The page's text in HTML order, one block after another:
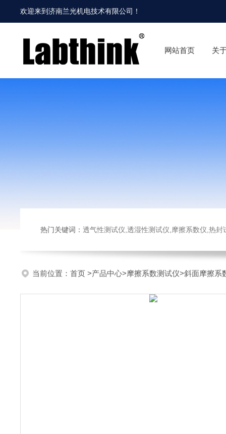
欢迎来到济南兰光机电技术有限公司 ！
网站首页 关
热门关键词： 透气性测试仪,透湿性测试仪,摩擦系数仪,热封试验仪,
当前位置： 首页 >产品中心>摩擦系数测试仪>斜面摩擦系